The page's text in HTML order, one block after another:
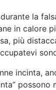
la
in calore
più
incinta,
possono